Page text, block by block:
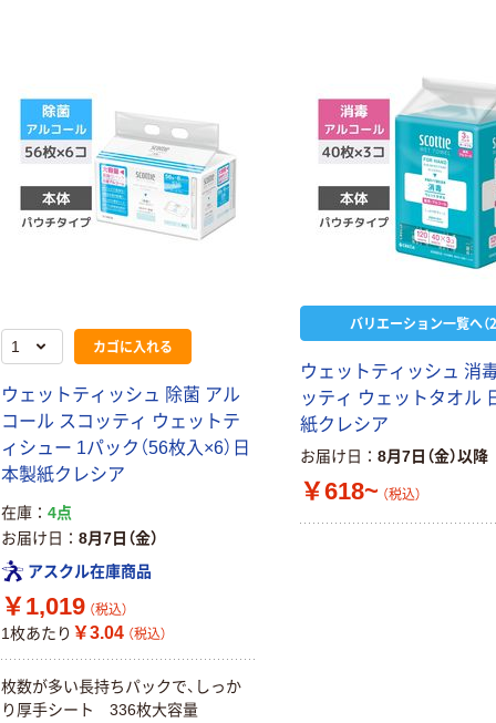
カゴに入れる
ウェットティッシュ 除菌 アル
コール スコッティ ウェットテ
ィシュー 1パック（56枚入×6）日
本製紙クレシア
在庫
4点
お届け日
8月7日（金）
アスクル在庫商品
￥1,019 （税込）
1枚あたり ￥3.04 （税込）
枚数が多い長持ちパックで、しっか
り厚手シート 336枚大容量
バリエーション一覧へ（2
ウェットティッシュ 消
ッティ ウェットタオル
紙クレシア
お届け日 8月7日（金）以降
￥618~ （税込）